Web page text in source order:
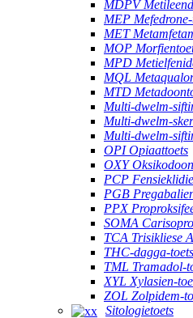
MDPV
MEP
MET
MOP
MPD
MQL
MTD
Multi-dwelm-
Multi-dwelm-
Multi-dwelm-
OPI Opiaattoets
OXY
PCP
PGB
PPX
SOMA
TCA Trisikliese
THC-dagga-toets
TML Tramadol-
XYL Xylasien-
ZOL Zolpidem-
Sitologietoets